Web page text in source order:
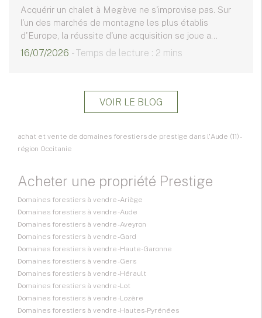
Acquérir un chalet à Megève ne s'improvise pas. Sur
l'un des marchés de montagne les plus établis
d'Europe, la réussite d'une acquisition se joue a...
16/07/2026 - Temps de lecture : 2 mins
VOIR LE BLOG
achat et vente de domaines forestiers de prestige dans l'Aude (11) -
région Occitanie
Acheter une propriété Prestige
Domaines forestiers à vendre - Ariège
Domaines forestiers à vendre - Aude
Domaines forestiers à vendre - Aveyron
Domaines forestiers à vendre - Gard
Domaines forestiers à vendre - Haute-Garonne
Domaines forestiers à vendre - Gers
Domaines forestiers à vendre - Hérault
Domaines forestiers à vendre - Lot
Domaines forestiers à vendre - Lozère
Domaines forestiers à vendre - Hautes-Pyrénées